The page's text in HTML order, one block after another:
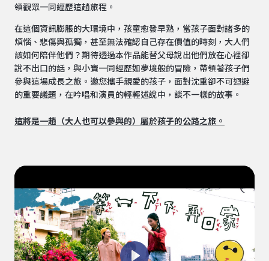
領觀眾一同經歷這趟旅程。
在這個資訊膨脹的大環境中，孩童愈發早熟，當孩子面對諸多的
煩惱、悲傷與孤獨，甚至無法確認自己存在價值的時刻，大人們
該如何陪伴他們？期待透過本作品能替父母說出他們放在心裡卻
說不出口的話，與小寶一同經歷如夢境般的冒險，帶領著孩子們
參與這場成長之旅。邀您攜手親愛的孩子，面對沈重卻不可迴避
的重要議題，在吟唱和演員的輕輕述說中，談不一樣的故事。
這將是一趟（大人也可以參與的）屬於孩子的公路之旅。